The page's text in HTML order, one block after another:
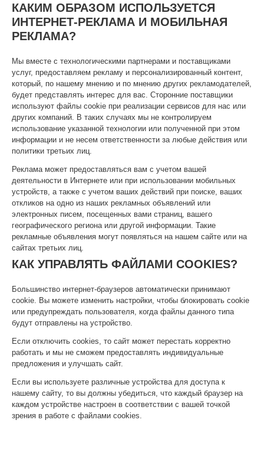
КАКИМ ОБРАЗОМ ИСПОЛЬЗУЕТСЯ
ИНТЕРНЕТ-РЕКЛАМА И МОБИЛЬНАЯ
РЕКЛАМА?
Мы вместе с технологическими партнерами и поставщиками
услуг, предоставляем рекламу и персонализированный контент,
который, по нашему мнению и по мнению других рекламодателей,
будет представлять интерес для вас. Сторонние поставщики
используют файлы cookie при реализации сервисов для нас или
других компаний. В таких случаях мы не контролируем
использование указанной технологии или полученной при этом
информации и не несем ответственности за любые действия или
политики третьих лиц.
Реклама может предоставляться вам с учетом вашей
деятельности в Интернете или при использовании мобильных
устройств, а также с учетом ваших действий при поиске, ваших
откликов на одно из наших рекламных объявлений или
электронных писем, посещенных вами страниц, вашего
географического региона или другой информации. Такие
рекламные объявления могут появляться на нашем сайте или на
сайтах третьих лиц.
КАК УПРАВЛЯТЬ ФАЙЛАМИ COOKIES?
Большинство интернет-браузеров автоматически принимают
cookie. Вы можете изменить настройки, чтобы блокировать cookie
или предупреждать пользователя, когда файлы данного типа
будут отправлены на устройство.
Если отключить cookies, то сайт может перестать корректно
работать и мы не сможем предоставлять индивидуальные
предложения и улучшать сайт.
Если вы используете различные устройства для доступа к
нашему сайту, то вы должны убедиться, что каждый браузер на
каждом устройстве настроен в соответствии с вашей точкой
зрения в работе с файлами cookies.